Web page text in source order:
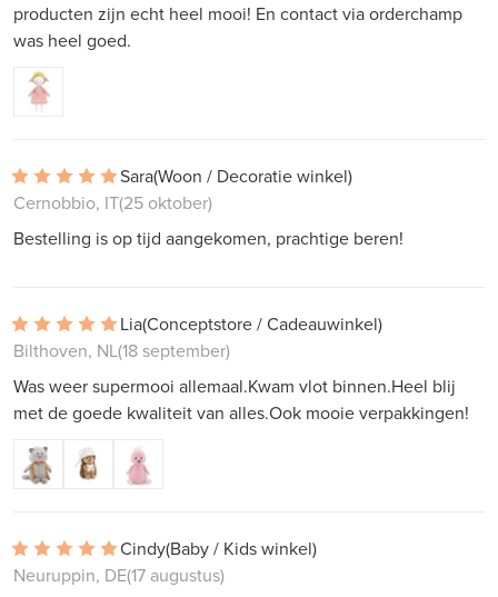
producten zijn echt heel mooi! En contact via orderchamp
was heel goed.
Sara(Woon / Decoratie winkel)
Cernobbio, IT(25 oktober)
Bestelling is op tijd aangekomen, prachtige beren!
Lia(Conceptstore / Cadeauwinkel)
Bilthoven, NL(18 september)
Was weer supermooi allemaal.Kwam vlot binnen.Heel blij
met de goede kwaliteit van alles.Ook mooie verpakkingen!
Cindy(Baby / Kids winkel)
Neuruppin, DE(17 augustus)